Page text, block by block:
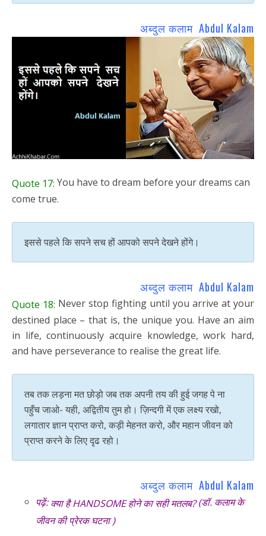
अब्दुल कलाम Abdul Kalam
Quote 17: You have to dream before your dreams can
come true.
इससे पहले कि सपने सच हों आपको सपने देखने होंगे।
अब्दुल कलाम Abdul Kalam
Quote 18: Never stop fighting until you arrive at your
destined place – that is, the unique you. Have an aim
in life, continuously acquire knowledge, work hard,
and have perseverance to realise the great life.
तब तक लड़ना मत छोड़ो जब तक अपनी तय की हुई जगह पे ना
पहुँच जाओ- यही, अद्वितीय तुम हो। ज़िन्दगी में एक लक्ष्य रखो,
लगातार ज्ञान प्राप्त करो, कड़ी मेहनत करो, और महान जीवन को
प्राप्त करने के लिए दृढ रहो।
अब्दुल कलाम Abdul Kalam
पढ़ें:क्या है HANDSOME होने का सही मतलब?(डॉ. कलाम के
जीवन की प्रेरक घटना )